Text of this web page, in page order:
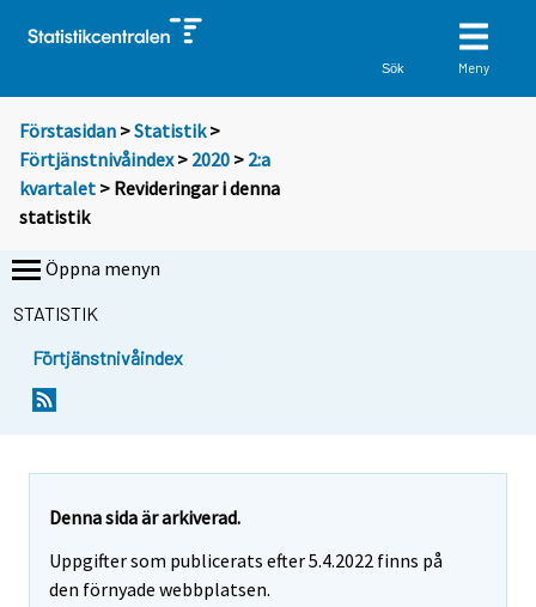
Sök Meny
Förstasidan >Statistik >
Förtjänstnivåindex> 2020 > 2:a
kvartalet > Revideringar i denna
statistik
Öppna menyn
STATISTIK
Förtjänstnivåindex
Denna sida är arkiverad.
Uppgifter som publicerats efter 5.4.2022 finns på
den förnyade webbplatsen.